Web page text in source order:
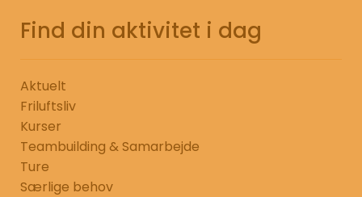
Find din aktivitet i dag
Aktuelt
Friluftsliv
Kurser
Teambuilding & Samarbejde
Ture
Særlige behov